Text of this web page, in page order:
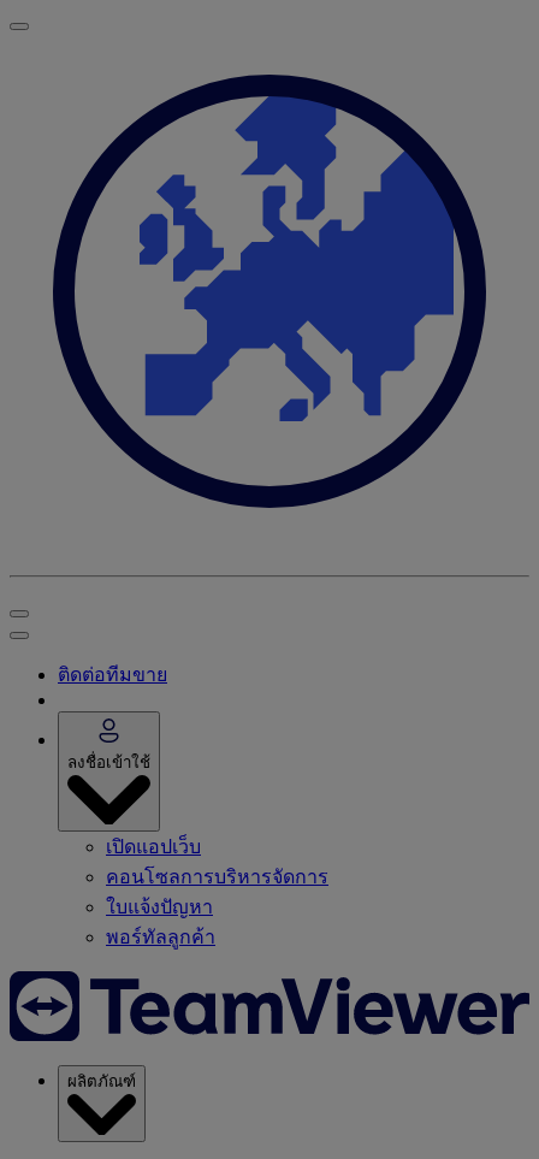
ติดต่อทีมขาย
ลงชื่อเข้าใช้
เปิดแอปเว็บ
คอนโซลการบริหารจัดการ
ใบแจ้งปัญหา
พอร์ทัลลูกค้า
ผลิตภัณฑ์